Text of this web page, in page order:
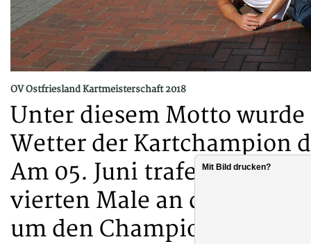
OV Ostfriesland Kartmeisterschaft 2018
Unter diesem Motto
Wetter der Kartchampion
Am 05. Juni trafen wir
vierten Male an der
um den Champion zu
Mit Bild drucken?